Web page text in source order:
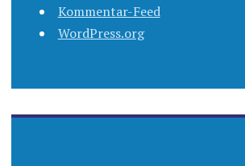
Kommentar-Feed
WordPress.org